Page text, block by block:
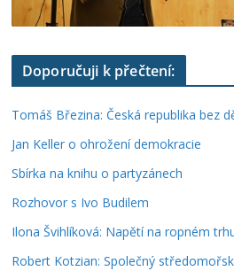
Doporučuji k přečtení:
Tomáš Březina: Česká republika bez
Jan Keller o ohrožení demokracie
Sbírka na knihu o partyzánech
Rozhovor s Ivo Budilem
Ilona Švihlíková: Napětí na ropném
Robert Kotzian: Společný